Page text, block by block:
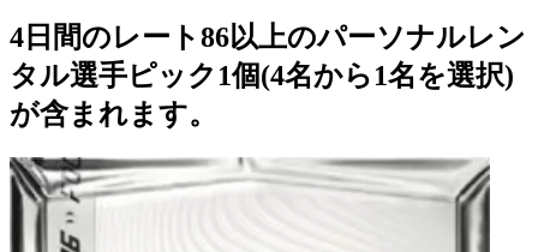
4日間のレート86以上のパーソナルレン
タル選手ピック1個(4名から1名を選択)
が含まれます。